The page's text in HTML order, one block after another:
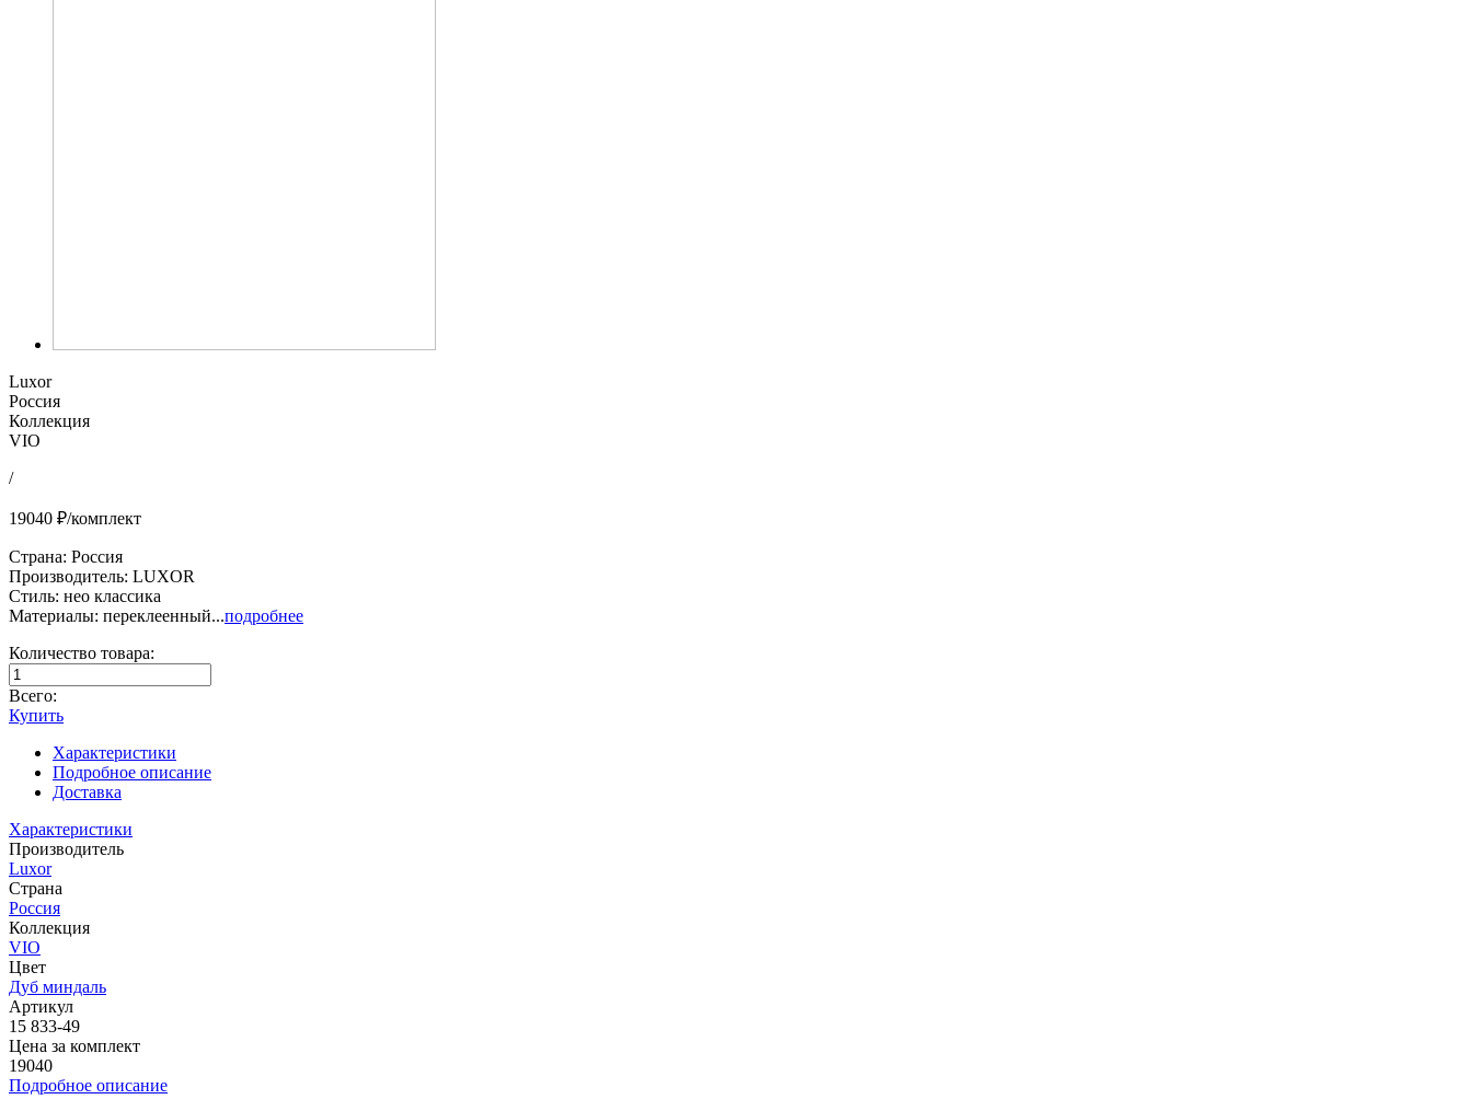
Luxor
Россия
Коллекция
VIO
/
19040 ₽/комплект
Страна: Россия
Производитель: LUXOR
Стиль: нео классика
Материалы: переклеенный...подробнее
Количество товара:
Всего:
Купить
Характеристики
Подробное описание
Доставка
Характеристики
Производитель
Luxor
Страна
Россия
Коллекция
VIO
Цвет
Дуб миндаль
Артикул
15 833-49
Цена за комплект
19040
Подробное описание